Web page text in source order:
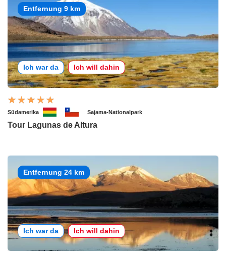
Entfernung 9 km
Ich war da Ich will dahin
Südamerika Sajama-Nationalpark
Tour Lagunas de Altura
Entfernung 24 km
Ich war da Ich will dahin